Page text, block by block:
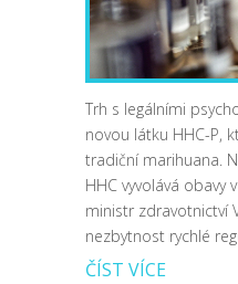
Trh s legálními
novou látku HHC-P,
tradiční marihuana.
HHC vyvolává obavy
ministr zdravotnictví
nezbytnost rychlé
ČÍST VÍCE